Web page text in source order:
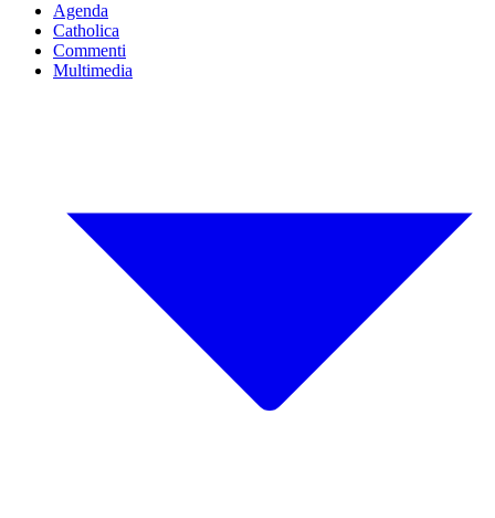
Agenda
Catholica
Commenti
Multimedia